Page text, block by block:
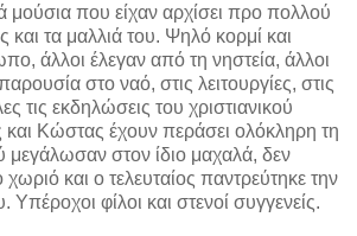
που είχαν αρχίσει προ πολλού
τα μαλλιά του. Ψηλό κορμί και
άλλοι έλεγαν από τη νηστεία, άλλοι
στο ναό, στις λειτουργίες, στις
τις εκδηλώσεις του χριστιανικού
και Κώστας έχουν περάσει ολόκληρη τη
μεγάλωσαν στον ίδιο μαχαλά, δεν
και ο τελευταίος παντρεύτηκε την
φίλοι και στενοί συγγενείς.